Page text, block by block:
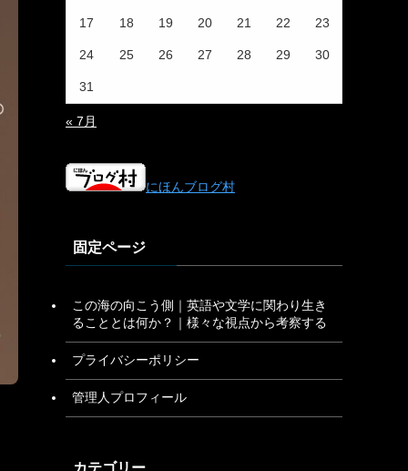
17 18 19 20 21 22 23
24 25 26 27 28 29 30
31
« 7月
にほんブログ村
固定ページ
この海の向こう側｜英語や文学に関わり生き
ることとは何か？｜様々な視点から考察する
プライバシーポリシー
管理人プロフィール
カテゴリー